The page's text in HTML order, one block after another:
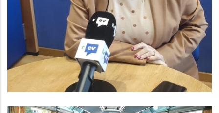
CONSELLERA DE SUPORT A LA
GESTIÓ MUNICIPAL AL CONSELL
COMARCAL
Altres